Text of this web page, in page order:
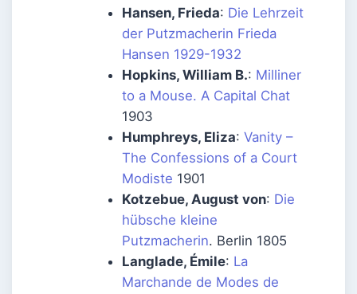
Hansen, Frieda: Die Lehrzeit
der Putzmacherin Frieda
Hansen 1929-1932
Hopkins, William B.: Milliner
to a Mouse. A Capital Chat
1903
Humphreys, Eliza:Vanity –
The Confessions of a Court
Modiste 1901
Kotzebue, August von: Die
hübsche kleine
Putzmacherin. Berlin 1805
Langlade, Émile: La
Marchande de Modes de